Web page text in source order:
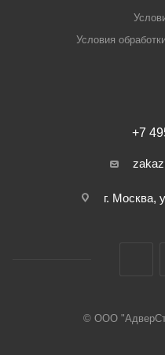
Условия
+7
г. Москва,
© ООО